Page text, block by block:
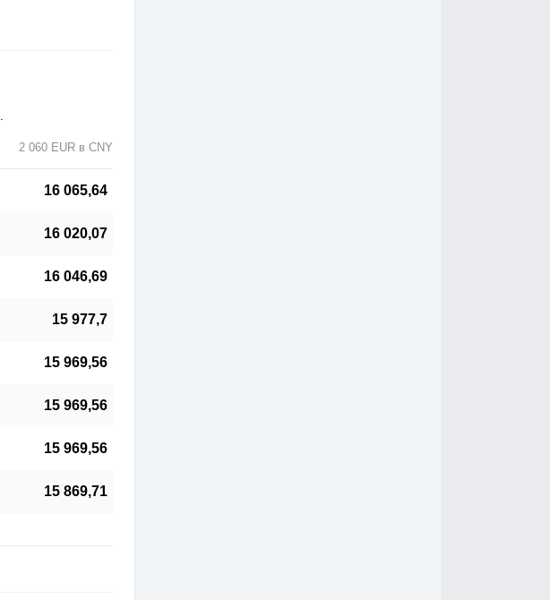
2 060 EUR в CNY
16 065,64
16 020,07
16 046,69
15 977,7
15 969,56
15 969,56
15 969,56
15 869,71